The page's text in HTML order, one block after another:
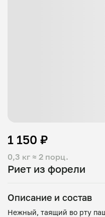
Риет из форели
0,3 кг ≈ 2 порц.
1 150 ₽
Описание и состав
Нежный, таящий во рту